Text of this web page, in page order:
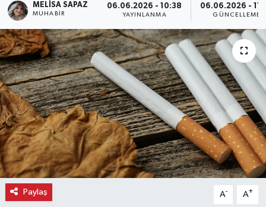
MELISA SAPAZ
MUHABIR
06.06.2026 - 10:38
YAYINLANMA
06.06.2026 -
GÜNCELLEME
Paylaş A- A+